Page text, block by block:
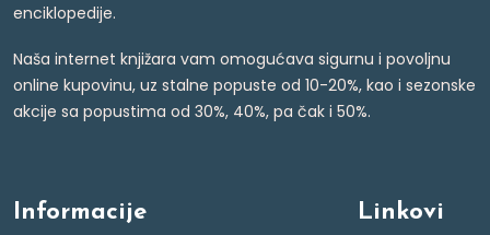
enciklopedije.
Naša internet knjižara vam omogućava sigurnu i povoljnu
online kupovinu, uz stalne popuste od 10-20%, kao i sezonske
akcije sa popustima od 30%, 40%, pa čak i 50%.
Informacije Linkovi